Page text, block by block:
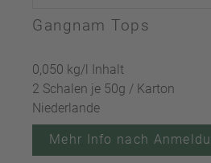
Gangnam Tops
0,050 kg/l Inhalt
2 Schalen je 50g / Karton
Niederlande
Mehr Info nach